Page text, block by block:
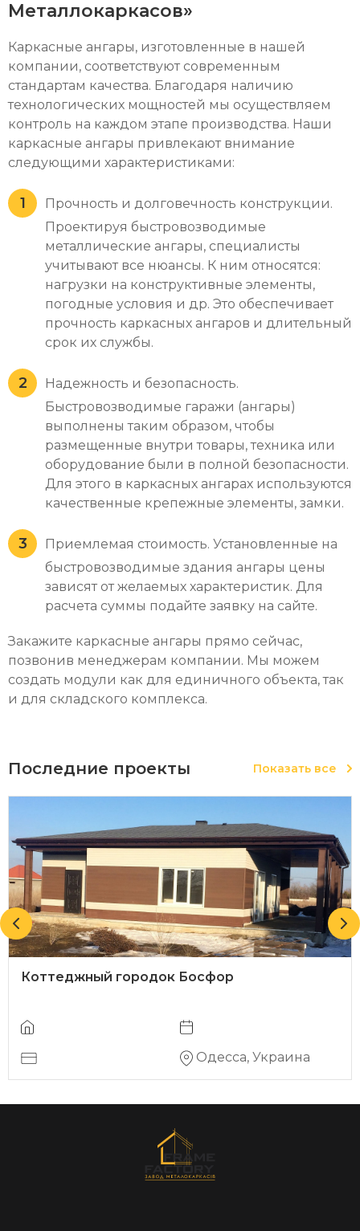
Металлокаркасов»
Каркасные ангары, изготовленные в нашей
компании, соответствуют современным
стандартам качества. Благодаря наличию
технологических мощностей мы осуществляем
контроль на каждом этапе производства. Наши
каркасные ангары привлекают внимание
следующими характеристиками:
Прочность и долговечность конструкции.
Проектируя быстровозводимые
металлические ангары, специалисты
учитывают все нюансы. К ним относятся:
нагрузки на конструктивные элементы,
погодные условия и др. Это обеспечивает
прочность каркасных ангаров и длительный
срок их службы.
Надежность и безопасность.
Быстровозводимые гаражи (ангары)
выполнены таким образом, чтобы
размещенные внутри товары, техника или
оборудование были в полной безопасности.
Для этого в каркасных ангарах используются
качественные крепежные элементы, замки.
Приемлемая стоимость. Установленные на
быстровозводимые здания ангары цены
зависят от желаемых характеристик. Для
расчета суммы подайте заявку на сайте.
Закажите каркасные ангары прямо сейчас,
позвонив менеджерам компании. Мы можем
создать модули как для единичного объекта, так
и для складского комплекса.
Последние проекты Показать все
Коттеджный городок Босфор
Одесса, Украина